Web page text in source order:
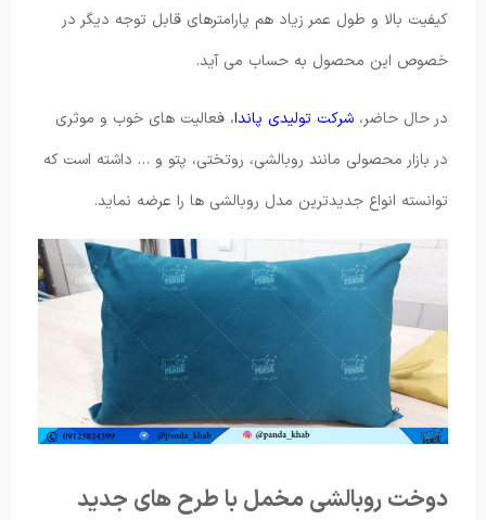
کیفیت بالا و طول عمر زیاد هم پارامترهای قابل توجه دیگر در
خصوص این محصول به حساب می آید.
در حال حاضر، شرکت تولیدی پاندا، فعالیت های خوب و موثری
در بازار محصولی مانند روبالشی، روتختی، پتو و … داشته است که
توانسته انواع جدیدترین مدل روبالشی ها را عرضه نماید.
دوخت روبالشی مخمل با طرح های جدید